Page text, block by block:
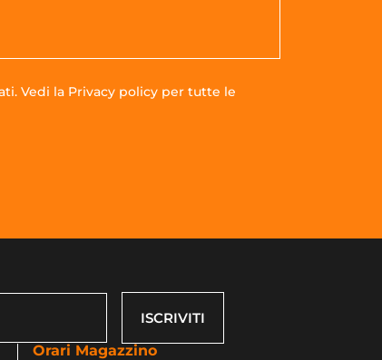
Vedi la Privacy policy per tutte le
ISCRIVITI
Orari Magazzino